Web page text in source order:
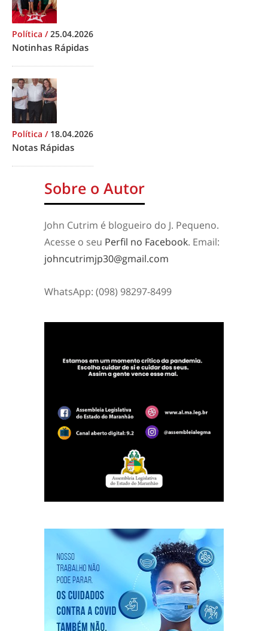
Política /25.04.2026
Notinhas Rápidas
Política / 18.04.2026
Notas Rápidas
Sobre o Autor
John Cutrim é blogueiro do J. Pequeno.
Acesse o seu Perfil no Facebook. Email:
johncutrimjp30@gmail.com
WhatsApp: (098) 98297-8499